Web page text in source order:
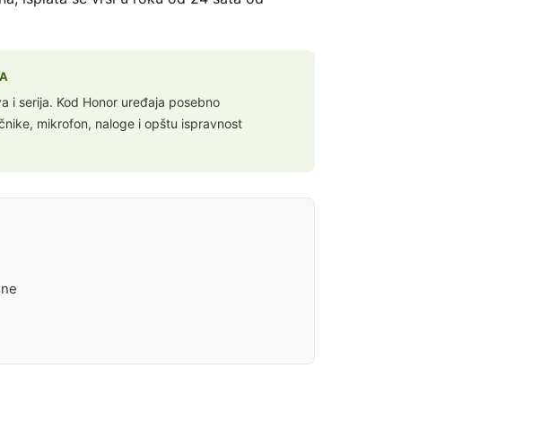
i serija. Kod Honor uređaja posebno
mikrofon, naloge i opštu ispravnost